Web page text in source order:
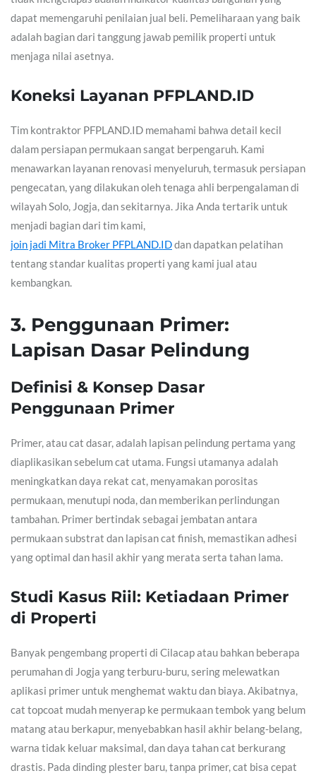
dapat memengaruhi penilaian jual beli. Pemeliharaan yang baik
adalah bagian dari tanggung jawab pemilik properti untuk
menjaga nilai asetnya.
Koneksi Layanan PFPLAND.ID
Tim kontraktor PFPLAND.ID memahami bahwa detail kecil
dalam persiapan permukaan sangat berpengaruh. Kami
menawarkan layanan renovasi menyeluruh, termasuk persiapan
pengecatan, yang dilakukan oleh tenaga ahli berpengalaman di
wilayah Solo, Jogja, dan sekitarnya. Jika Anda tertarik untuk
menjadi bagian dari tim kami,
join jadi Mitra Broker PFPLAND.IDdan dapatkan pelatihan
tentang standar kualitas properti yang kami jual atau
kembangkan.
3. Penggunaan Primer:
Lapisan Dasar Pelindung
Definisi & Konsep Dasar
Penggunaan Primer
Primer, atau cat dasar, adalah lapisan pelindung pertama yang
diaplikasikan sebelum cat utama. Fungsi utamanya adalah
meningkatkan daya rekat cat, menyamakan porositas
permukaan, menutupi noda, dan memberikan perlindungan
tambahan. Primer bertindak sebagai jembatan antara
permukaan substrat dan lapisan cat finish, memastikan adhesi
yang optimal dan hasil akhir yang merata serta tahan lama.
Studi Kasus Riil: Ketiadaan Primer
di Properti
Banyak pengembang properti di Cilacap atau bahkan beberapa
perumahan di Jogja yang terburu-buru, sering melewatkan
aplikasi primer untuk menghemat waktu dan biaya. Akibatnya,
cat topcoat mudah menyerap ke permukaan tembok yang belum
matang atau berkapur, menyebabkan hasil akhir belang-belang,
warna tidak keluar maksimal, dan daya tahan cat berkurang
drastis. Pada dinding plester baru, tanpa primer, cat bisa cepat